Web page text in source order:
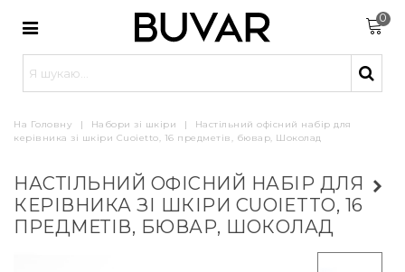
0
На Головну | Набори зі шкіри |
Настільний офісний набір для
керівника зі шкіри Cuoietto, 16 предметів, бювар, Шоколад
НАСТІЛЬНИЙ ОФІСНИЙ НАБІР ДЛЯ
КЕРІВНИКА ЗІ ШКІРИ CUOIETTO, 16
ПРЕДМЕТІВ, БЮВАР, ШОКОЛАД